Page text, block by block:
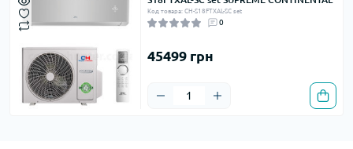
Код товара: CH-S18FTXAL-SC set
0
45499 грн